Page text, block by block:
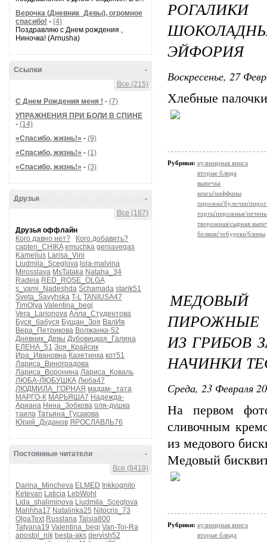
Верочка (Дневник_Девы), огромное
спасибо! - (4)
Поздравляю с Днем рождения ,
Ниночка! (Arnusha)
-
Ссылки
Все (215)
С Днем Рождения меня ! - (7)
УПРАЖНЕНИЯ ПРИ БОЛИ В СПИНЕ
- (14)
«Спасибо, жизнь!» - (9)
«Спасибо, жизнь!» - (1)
«Спасибо, жизнь!» - (3)
-
Друзья
Все (187)
Друзья оффлайн
Кого давно нет?
Кого добавить?
capten_CHIKA emuchka geniavegas
Kamelius Larisa_Vini
Liudmila_Sceglova lola-malvina
Mirosslava MsTataka Nataha_34
Radeia RED_ROSE_OLGA
s_vami_Nadeshda Schamada starik51
Sveta_Savyhska T-L TANIUSA47
TimOlya Valentina_begi
Vera_Larionova Алла_Студентова
Буся_бабуся Бущан_Зоя ВалИв
Вера_Петрикова Волжанка-52
Дневник_Девы Дубовицкая_Галина
ЕЛЕНА_51 Зоя_Крайсик
Ира_Ивановна Кахетинка кот51
Лариса_Виноградова
Лариса_Воронина Лариса_Коваль
ЛЮБА-ЛЮБУШКА Люба47
ЛЮДМИЛА_ГОРНАЯ мадам-_тата
МАРГО-К МАРЬЯША7 Надежда-
Ариана Нина_Зобкова оля-душка
таила Татьяна_Гусакова
Юрий_Дуданов ЯРОСЛАВЛЬ76
-
Постоянные читатели
Все (8419)
Darina_Mincheva ELMED Inkkognito
Ketevan Laticia LebWohl
Lida_shaliminova Liudmila_Sceglova
Mahhha17 Natalinka25 Nitocris_73
OlgaText Russlana Taisia800
Tatyana19 Valentina_begi Van-Toi-Ra
apostol_nik besta-aks dervish52
ЭЙФОРИЯ
Воскресенье, 27
Хлебные палочки
Рубрики: кулинарная книга
вторые блюда
выпечка
кексы'маффины
творожная/сырная
беляши'чебуреки'блины
ПИРОЖНЫЕ
ИЗ ГРИБОВ
НАЧИНКИ
Среда, 23 Февраля
На первом
сливочным
из медового
Медовый
Рубрики: кулинарная книга
вторые блюда